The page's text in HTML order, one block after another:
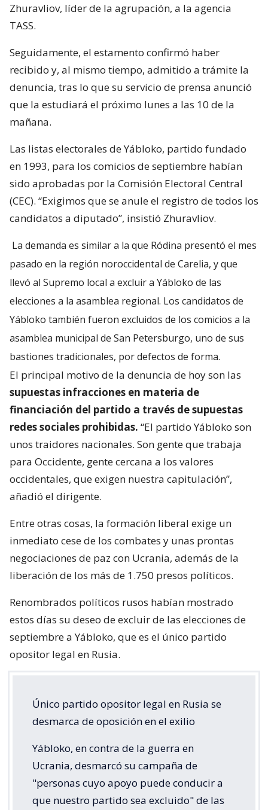
Zhuravliov, líder de la agrupación, a la agencia
TASS.
Seguidamente, el estamento confirmó haber
recibido y, al mismo tiempo, admitido a trámite la
denuncia, tras lo que su servicio de prensa anunció
que la estudiará el próximo lunes a las 10 de la
mañana.
Las listas electorales de Yábloko, partido fundado
en 1993, para los comicios de septiembre habían
sido aprobadas por la Comisión Electoral Central
(CEC). “Exigimos que se anule el registro de todos los
candidatos a diputado”, insistió Zhuravliov.
La demanda es similar a la que Ródina presentó el mes
pasado en la región noroccidental de Carelia, y que
llevó al Supremo local a excluir a Yábloko de las
elecciones a la asamblea regional. Los candidatos de
Yábloko también fueron excluidos de los comicios a la
asamblea municipal de San Petersburgo, uno de sus
bastiones tradicionales, por defectos de forma.
El principal motivo de la denuncia de hoy son las
supuestas infracciones en materia de
financiación del partido a través de supuestas
redes sociales prohibidas. “El partido Yábloko son
unos traidores nacionales. Son gente que trabaja
para Occidente, gente cercana a los valores
occidentales, que exigen nuestra capitulación”,
añadió el dirigente.
Entre otras cosas, la formación liberal exige un
inmediato cese de los combates y unas prontas
negociaciones de paz con Ucrania, además de la
liberación de los más de 1.750 presos políticos.
Renombrados políticos rusos habían mostrado
estos días su deseo de excluir de las elecciones de
septiembre a Yábloko, que es el único partido
opositor legal en Rusia.
Único partido opositor legal en Rusia se
desmarca de oposición en el exilio
Yábloko, en contra de la guerra en
Ucrania, desmarcó su campaña de
"personas cuyo apoyo puede conducir a
que nuestro partido sea excluido" de las